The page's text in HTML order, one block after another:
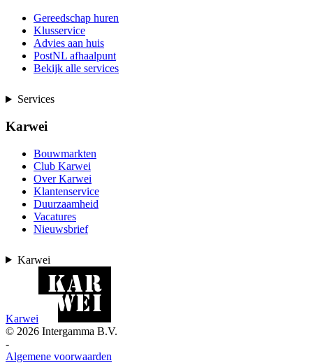
Gereedschap huren
Klusservice
Advies aan huis
PostNL afhaalpunt
Bekijk alle services
Services
Karwei
Bouwmarkten
Club Karwei
Over Karwei
Klantenservice
Duurzaamheid
Vacatures
Nieuwsbrief
Karwei
Karwei
© 2026 Intergamma B.V.
-
Algemene voorwaarden